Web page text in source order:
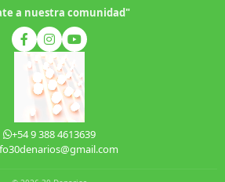
a nuestra comunidad"
+54 9 388 4613639